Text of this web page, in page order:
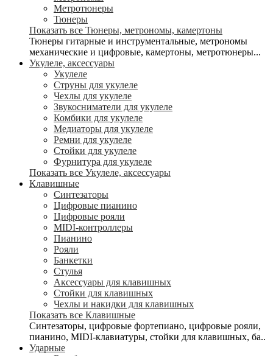
Метротюнеры
Тюнеры
Показать все Тюнеры, метрономы, камертоны
Тюнеры гитарные и инструментальные, метрономы
механические и цифровые, камертоны, метротюнеры...
Укулеле, аксессуары
Укулеле
Струны для укулеле
Чехлы для укулеле
Звукосниматели для укулеле
Комбики для укулеле
Медиаторы для укулеле
Ремни для укулеле
Стойки для укулеле
Фурнитура для укулеле
Показать все Укулеле, аксессуары
Клавишные
Синтезаторы
Цифровые пианино
Цифровые рояли
MIDI-контроллеры
Пианино
Рояли
Банкетки
Стулья
Аксессуары для клавишных
Стойки для клавишных
Чехлы и накидки для клавишных
Показать все Клавишные
Синтезаторы, цифровые фортепиано, цифровые рояли,
пианино, MIDI-клавиатуры, стойки для клавишных, ба..
Ударные